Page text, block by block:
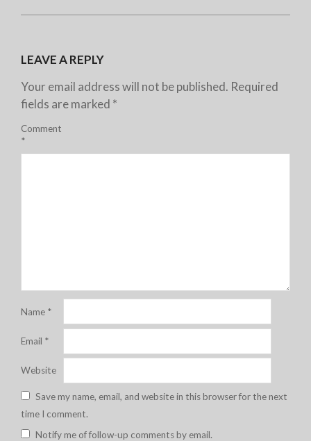
LEAVE A REPLY
Your email address will not be published. Required
fields are marked *
Comment
*
Name *
Email *
Website
Save my name, email, and website in this browser for the next
time I comment.
Notify me of follow-up comments by email.